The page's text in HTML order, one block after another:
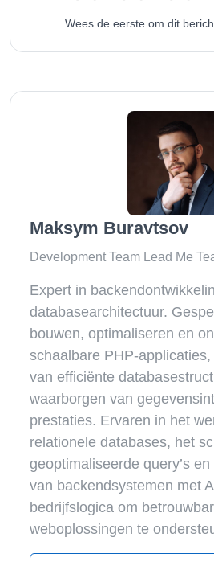
Wees de eerste om dit
Maksym Buravtsov
Development Team Lead Me
Expert in
databasearchitectuur.
bouwen, optimaliseren en
schaalbare PHP-
van efficiënte
waarborgen van
prestaties. Ervaren in het
relationele databases, het
geoptimaliseerde query’s
van backendsystemen met
bedrijfslogica om
weboplossingen te